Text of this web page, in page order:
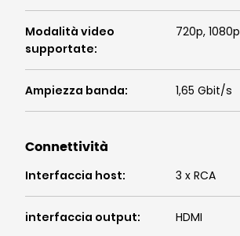
Modalità video
supportate:
720p, 1080p
Ampiezza banda: 1,65 Gbit/s
Connettività
Interfaccia host: 3 x RCA
interfaccia output: HDMI